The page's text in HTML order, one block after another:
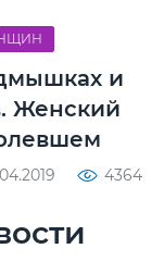
и
Женский
4364